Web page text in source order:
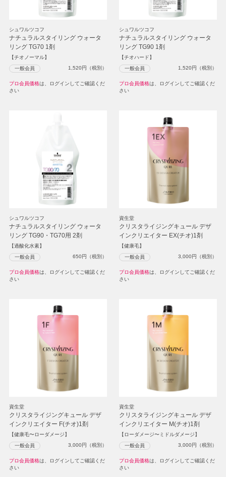
シュワルツコフ
ナチュラルスタイリング ウォータ
リング TG70 1剤
【チオノーマル】
一般会員 1,520円（税別）
プロ会員価格は、ログインしてご確認くだ
さい
シュワルツコフ
ナチュラルスタイリング ウォータ
リング TG90 1剤
【チオハード】
一般会員 1,520円（税別）
プロ会員価格は、ログインしてご確認くだ
さい
シュワルツコフ
ナチュラルスタイリング ウォータ
リング TG90・TG70用 2剤
【過酸化水素】
一般会員 650円（税別）
プロ会員価格は、ログインしてご確認くだ
さい
資生堂
クリスタライジングキュール デザ
インクリエイター EX(チオ)1剤
【健康毛】
一般会員 3,000円（税別）
プロ会員価格は、ログインしてご確認くだ
さい
資生堂
クリスタライジングキュール デザ
インクリエイター F(チオ)1剤
【健康毛〜ローダメージ】
一般会員 3,000円（税別）
プロ会員価格は、ログインしてご確認くだ
さい
資生堂
クリスタライジングキュール デザ
インクリエイター M(チオ)1剤
【ローダメージ〜ミドルダメージ】
一般会員 3,000円（税別）
プロ会員価格は、ログインしてご確認くだ
さい